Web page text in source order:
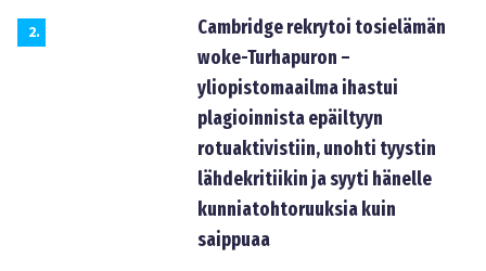
2.
Cambridge rekrytoi tosielämän
woke-Turhapuron –
yliopistomaailma ihastui
plagioinnista epäiltyyn
rotuaktivistiin, unohti tyystin
lähdekritiikin ja syyti hänelle
kunniatohtoruuksia kuin
saippuaa